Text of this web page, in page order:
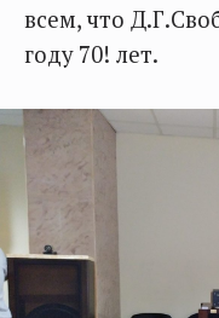
всем, что
году 70! лет.